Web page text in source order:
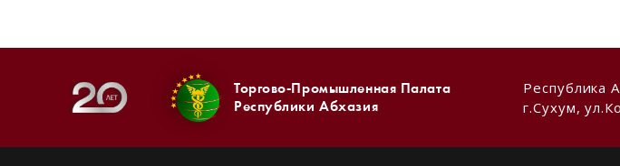
Торгово-Промышленная Палата
Республики Абхазия
Республика
г.Сухум,